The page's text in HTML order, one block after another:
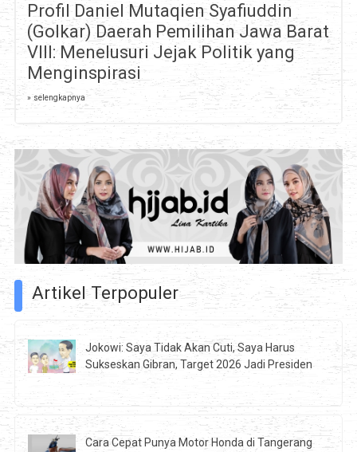
Profil Daniel Mutaqien Syafiuddin
(Golkar) Daerah Pemilihan Jawa Barat
VIII: Menelusuri Jejak Politik yang
Menginspirasi
» selengkapnya
Artikel Terpopuler
Jokowi: Saya Tidak Akan Cuti, Saya Harus
Sukseskan Gibran, Target 2026 Jadi Presiden
Cara Cepat Punya Motor Honda di Tangerang